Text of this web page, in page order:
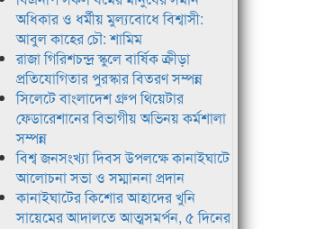
অধিকার ও ধর্মীয় মুল্যবোধে বিশ্বাসী:
আবুল কাহের চৌ: শামিম
রাজা গিরিশচন্দ্র স্কুলে বার্ষিক ক্রীড়া
প্রতিযোগিতার পুরস্কার বিতরণ সম্পন্ন
সিলেটে বাংলাদেশ গ্রুপ থিয়েটার
ফেডারেশানের বিভাগীয় অভিনয় কর্মশালা
সম্পন্ন
বিশ্ব জনসংখ্যা দিবস উপলক্ষে কানাইঘাটে
আলোচনা সভা ও সম্মাননা প্রদান
কানাইঘাটের কিশোর আহাদের খুনি
সায়েমের আদালতে আত্মসমর্পন, ৫ দিনের